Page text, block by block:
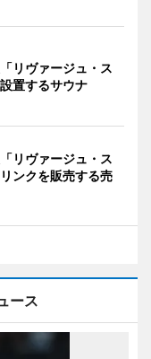
リヴァージュ・ス
置するサウナ
リヴァージュ・ス
ンクを販売する売
ース